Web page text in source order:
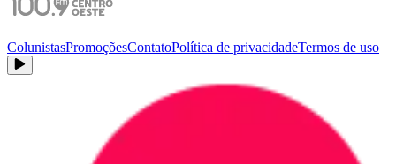
ColunistasPromoçõesContatoPolítica de privacidadeTermos de uso